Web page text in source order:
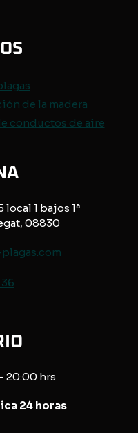
de la madera
conductos de aire
local 1 bajos 1ª
08830
36
20:00 hrs
24 horas